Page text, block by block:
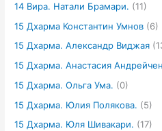
14 Вира. Натали Брамари. (11)
15 Дхарма Константин Умнов (6)
15 Дхарма. Александр Виджая
15 Дхарма. Анастасия
15 Дхарма. Ольга Ума. (0)
15 Дхарма. Юлия Полякова. (5)
15 Дхарма. Юля Шивакари. (17)